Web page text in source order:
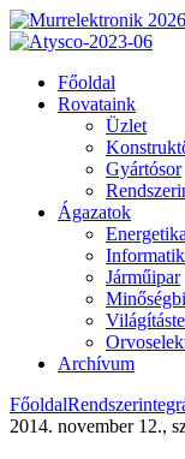
Főoldal
Rovataink
Üzlet
Gyártósor
Ágazatok
Energetika
Járműipar
Archívum
Főoldal
2014. november 12.,